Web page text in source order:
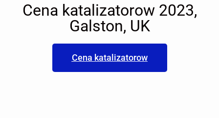
Cena katalizatorow 2023,
Galston, UK
Cena katalizatorow